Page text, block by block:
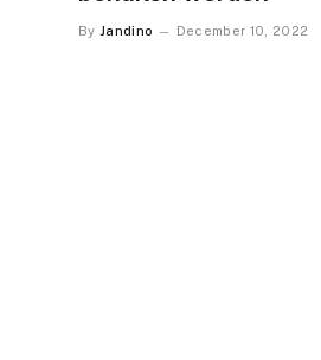
By Jandino December 10, 2022